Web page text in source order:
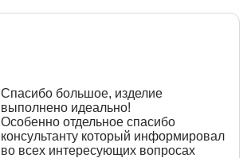
Спасибо большое, изделие
выполнено идеально!
Особенно отдельное спасибо
консультанту который информировал
во всех интересующих вопросах